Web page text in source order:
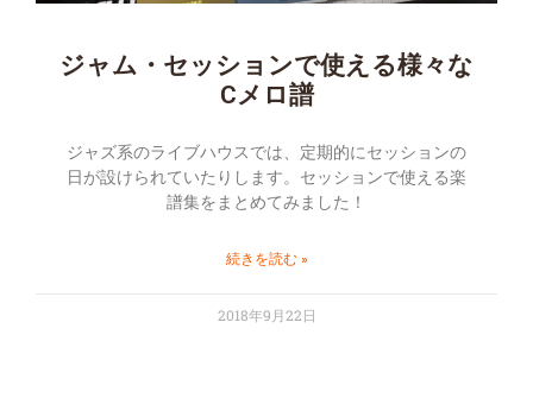
ジャム・セッションで使える様々な
Cメロ譜
ジャズ系のライブハウスでは、定期的にセッションの
日が設けられていたりします。セッションで使える楽
譜集をまとめてみました！
続きを読む »
2018年9月22日